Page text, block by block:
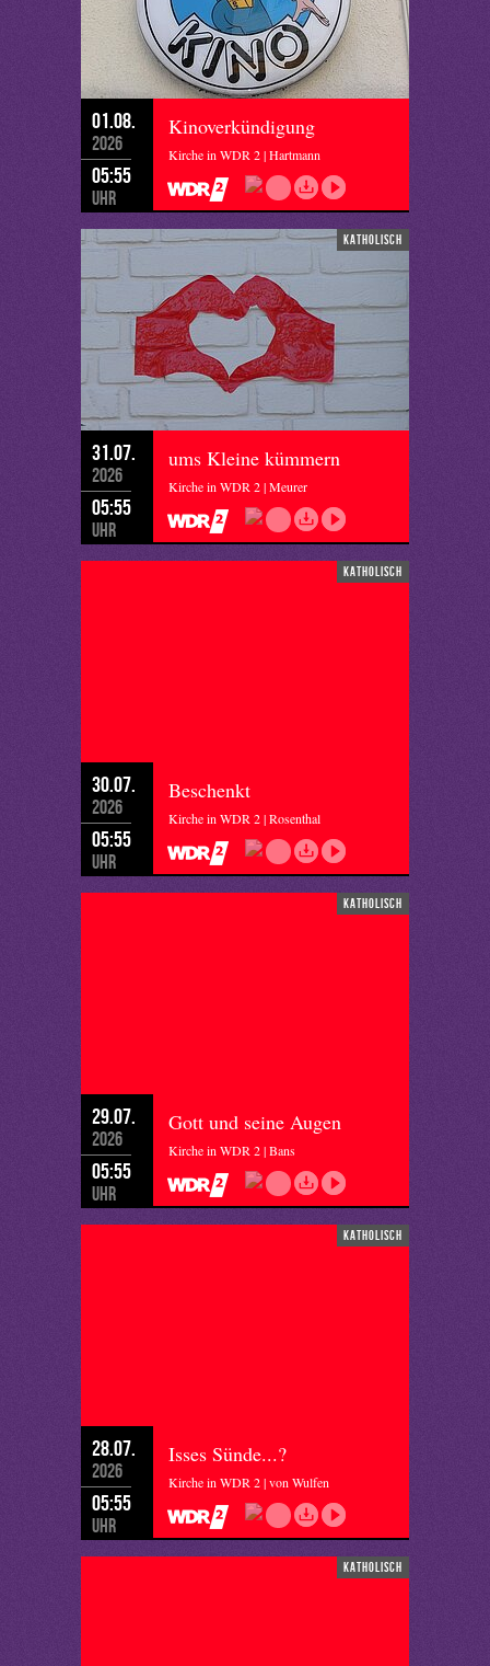
01.08.
2026
05:55
Uhr
Kinoverkündigung
Kirche in WDR 2 | Hartmann
katholisch
31.07.
2026
05:55
Uhr
ums Kleine kümmern
Kirche in WDR 2 | Meurer
katholisch
30.07.
2026
05:55
Uhr
Beschenkt
Kirche in WDR 2 | Rosenthal
katholisch
29.07.
2026
05:55
Uhr
Gott und seine Augen
Kirche in WDR 2 | Bans
katholisch
28.07.
2026
05:55
Uhr
Isses Sünde...?
Kirche in WDR 2 | von Wulfen
katholisch